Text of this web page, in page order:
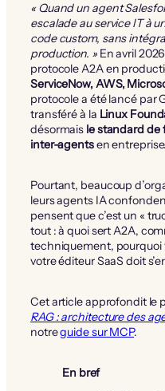
« Quand un agent
escalade au service IT à
code custom, sans
production. »En avril
protocole A2A en
ServiceNow, AWS,
protocole a été lancé par
transféré à la Linux
désormais le standard de
inter-agentsen entreprise.
Pourtant, beaucoup
leurs agents IA
pensent que c’est un «
tout : à quoi sert A2A,
techniquement, pourquoi
votre éditeur SaaS doit
Cet article approfondit le
RAG : architecture des
notreguide sur MCP.
En bref